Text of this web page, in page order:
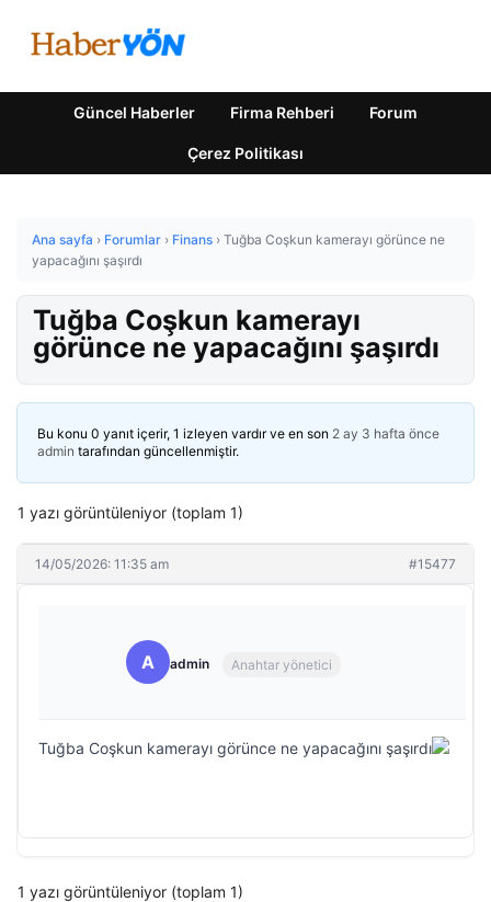
Güncel Haberler Firma Rehberi Forum
Çerez Politikası
Ana sayfa › Forumlar › Finans › Tuğba Coşkun kamerayı görünce ne
yapacağını şaşırdı
Tuğba Coşkun kamerayı
görünce ne yapacağını şaşırdı
Bu konu 0 yanıt içerir, 1 izleyen vardır ve en son 2 ay 3 hafta önce
admin tarafından güncellenmiştir.
1 yazı görüntüleniyor (toplam 1)
14/05/2026: 11:35 am #15477
A admin Anahtar yönetici
Tuğba Coşkun kamerayı görünce ne yapacağını şaşırdı
1 yazı görüntüleniyor (toplam 1)